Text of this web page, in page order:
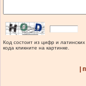
Код состоит из цифр и
кода кликните на картинке.
|